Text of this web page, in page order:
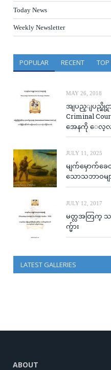
Today News
Weekly Newsletter
POPULAR RECENT TOP
MAY 26, 2018
အျပည္ျပည္ဆိုင္ရ
Criminal
အေနကို ေလ့
JULY 11, 2025
မျက်မှောက်ခေ
သောသဘာဝမျ
JULY 12, 2017
မတ္လအတြက္
က္မ်ား
LATEST GALLERIES
ABOUT